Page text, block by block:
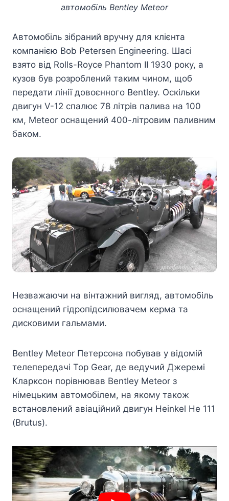
автомобіль Bentley Meteor
Автомобіль зібраний вручну для клієнта
компанією Bob Petersen Engineering. Шасі
взято від Rolls-Royce Phantom II 1930 року, а
кузов був розроблений таким чином, щоб
передати лінії довоєнного Bentley. Оскільки
двигун V-12 спалює 78 літрів палива на 100
км, Meteor оснащений 400-літровим паливним
баком.
Незважаючи на вінтажний вигляд, автомобіль
оснащений гідропідсилювачем керма та
дисковими гальмами.
Bentley Meteor Петерсона побував у відомій
телепередачі Top Gear, де ведучий Джеремі
Кларксон порівнював Bentley Meteor з
німецьким автомобілем, на якому також
встановлений авіаційний двигун Heinkel He 111
(Brutus).